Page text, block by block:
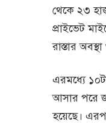
থেকে ২৩
প্রাইভেট
রাস্তার
এরমধ্যে
আসার পরে
হয়েছে।